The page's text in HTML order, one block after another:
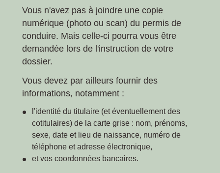
Vous n'avez pas à joindre une copie
numérique (photo ou scan) du permis de
conduire. Mais celle-ci pourra vous être
demandée lors de l'instruction de votre
dossier.
Vous devez par ailleurs fournir des
informations, notamment :
l'identité du titulaire (et éventuellement des
cotitulaires) de la carte grise : nom, prénoms,
sexe, date et lieu de naissance, numéro de
téléphone et adresse électronique,
et vos coordonnées bancaires.